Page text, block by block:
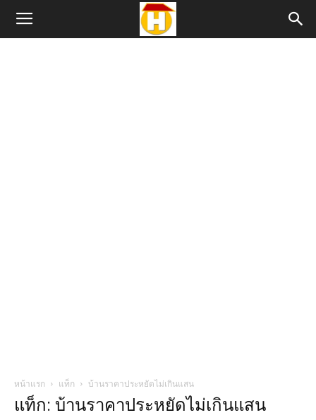
หน้าแรก แท็ก บ้านราคาประหยัดไม่เกินแสน
แท็ก: บ้านราคาประหยัดไม่เกินแสน